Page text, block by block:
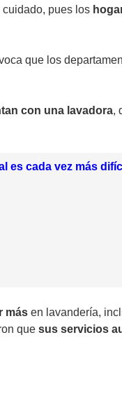
cuidado, pues los
que los
con una lavadora,
es cada vez más
más en lavandería,
que sus servicios